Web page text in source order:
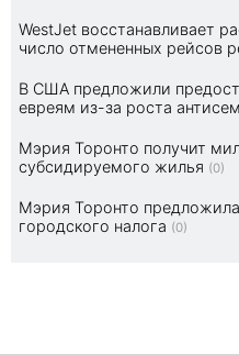
WestJet восстанавливает
число отмененных рейсов
В США предложили
евреям из-за роста
Мэрия Торонто получит
субсидируемого жилья (0)
Мэрия Торонто
городского налога (0)